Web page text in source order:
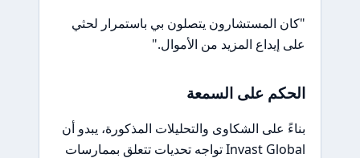
"كان المستشارون يتصلون بي باستمرار لحثي
على إيداع المزيد من الأموال."
الحكم على السمعة
بناءً على الشكاوى والتحليلات المذكورة، يبدو أن
Invast Global تواجه تحديات تتعلق بممارسات